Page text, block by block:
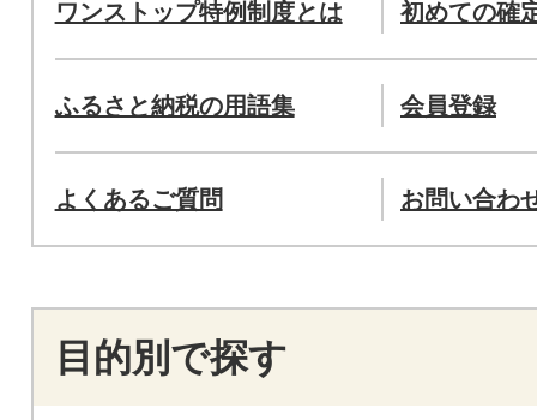
ワンストップ特例制度とは 初めての確
ふるさと納税の用語集 会員登録
よくあるご質問 お問い合わ
目的別で探す